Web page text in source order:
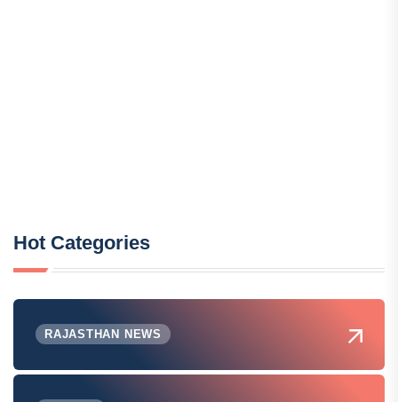
Hot Categories
RAJASTHAN NEWS